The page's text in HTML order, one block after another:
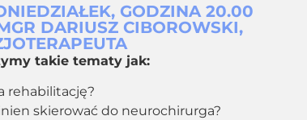
GODZINA 20.00
DARIUSZ CIBOROWSKI,
takie tematy jak:
rehabilitację?
skierować do neurochirurga?